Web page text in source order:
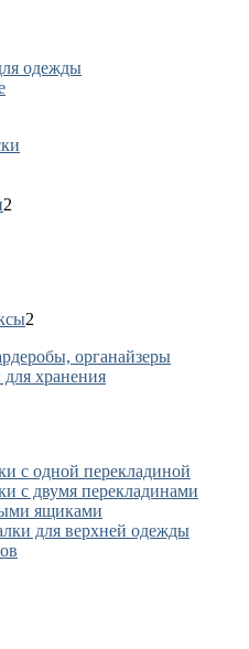
одежды
2
2
органайзеры
хранения
с одной перекладиной
с двумя перекладинами
ящиками
для верхней одежды